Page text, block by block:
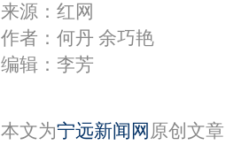
来源：红网
作者：何丹 余巧艳
编辑：李芳
本文为宁远新闻网 原创文